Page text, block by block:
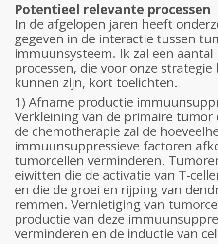
Potentieel relevante processen
In de afgelopen jaren heeft
gegeven in de interactie tussen
immuunsysteem. Ik zal een
processen, die voor onze strategie
kunnen zijn, kort toelichten.
1) Afname productie
Verkleining van de primaire tumor
de chemotherapie zal de
immuunsuppressieve factoren
tumorcellen verminderen.
eiwitten die de activatie van T-
en die de groei en rijping van
remmen. Vernietiging van
productie van deze
verminderen en de inductie van